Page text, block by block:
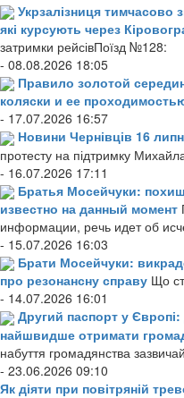
Укрзалізниця тимчасово
які курсують через
затримки рейсівПоїзд №128:
- 08.08.2026 18:05
Правило золотой
коляски и ее
- 17.07.2026 16:57
Новини Чернівців 16
протесту на підтримку
- 16.07.2026 17:11
Братья Мосейчуки:
известно на данный момент
информации, речь идет об
- 15.07.2026 16:03
Брати Мосейчуки:
про резонансну справу Що
- 14.07.2026 16:01
Другий паспорт у
найшвидше отримати
набуття громадянства
- 23.06.2026 09:10
Як діяти при повітряній